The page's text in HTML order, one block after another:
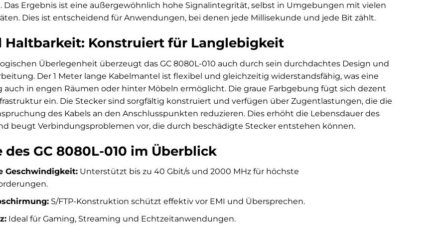
Das Ergebnis ist eine außergewöhnlich hohe Signalintegrität, selbst in Umgebungen mit vielen
Dies ist entscheidend für Anwendungen, bei denen jede Millisekunde und jede Bit zählt.
Haltbarkeit: Konstruiert für Langlebigkeit
Überlegenheit überzeugt das GC 8080L-010 auch durch sein durchdachtes Design und
Der 1 Meter lange Kabelmantel ist flexibel und gleichzeitig widerstandsfähig, was eine
auch in engen Räumen oder hinter Möbeln ermöglicht. Die graue Farbgebung fügt sich dezent
ein. Die Stecker sind sorgfältig konstruiert und verfügen über Zugentlastungen, die die
des Kabels an den Anschlusspunkten reduzieren. Dies erhöht die Lebensdauer des
beugt Verbindungsproblemen vor, die durch beschädigte Stecker entstehen können.
des GC 8080L-010 im Überblick
Geschwindigkeit:Unterstützt bis zu 40 Gbit/s und 2000 MHz für höchste
S/FTP-Konstruktion schützt effektiv vor EMI und Übersprechen.
Ideal für Gaming, Streaming und Echtzeitanwendungen.